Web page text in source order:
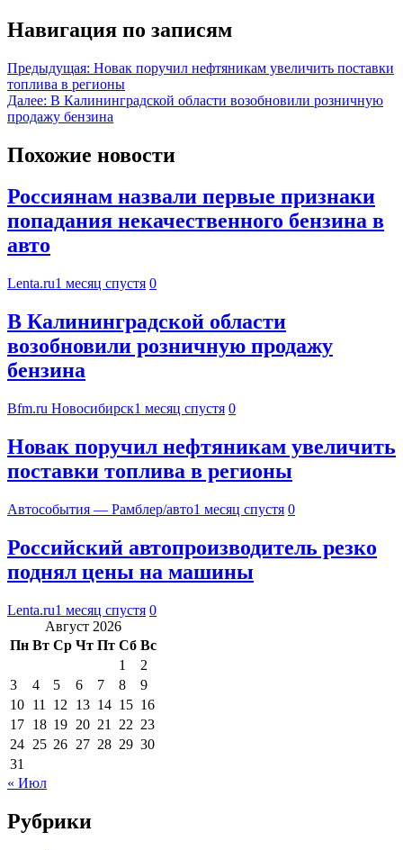
Навигация по записям
Предыдущая: Новак поручил нефтяникам увеличить поставки
топлива в регионы
Далее: В Калининградской области возобновили розничную
продажу бензина
Похожие новости
Россиянам назвали первые признаки
попадания некачественного бензина в
авто
Lenta.ru1 месяц спустя 0
В Калининградской области
возобновили розничную продажу
бензина
Bfm.ru Новосибирск1 месяц спустя 0
Новак поручил нефтяникам увеличить
поставки топлива в регионы
Автособытия — Рамблер/авто1 месяц спустя 0
Российский автопроизводитель резко
поднял цены на машины
Lenta.ru1 месяц спустя 0
Август 2026
Пн Вт Ср Чт Пт Сб Вс
1
2
3
4 5 6 7 8
9
10 11 12 13 14 15 16
17 18 19 20 21 22 23
24 25 26 27 28 29 30
31
« Июл
Рубрики